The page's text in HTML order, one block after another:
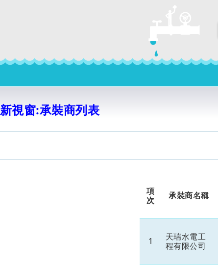
新視窗:承裝商列表
項
次
承裝商名稱
1
天瑞水電工
程有限公司